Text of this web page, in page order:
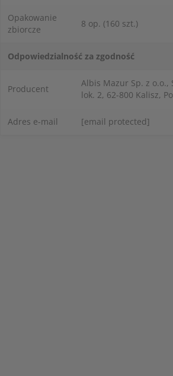
Opakowanie
zbiorcze
8 op. (160 szt.)
Odpowiedzialność za zgodność
Producent
Albis Mazur Sp. z o.o.,
lok. 2, 62-800 Kalisz,
Adres e-mail [email protected]